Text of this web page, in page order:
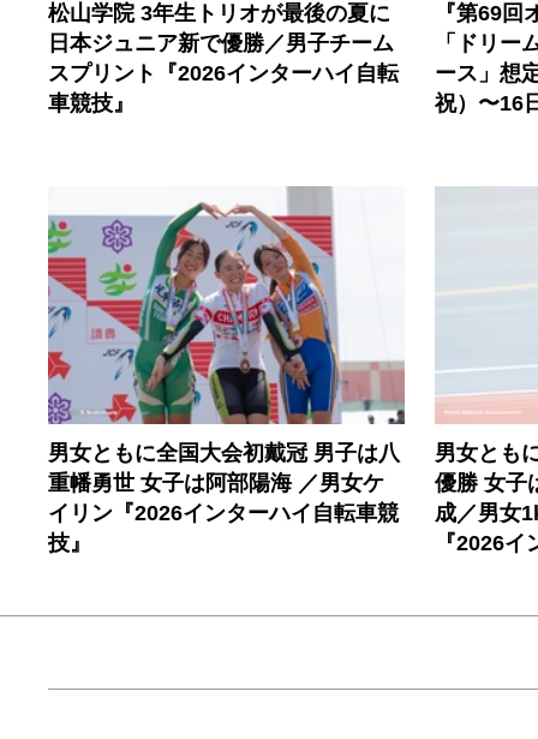
松山学院 3年生トリオが最後の夏に
日本ジュニア新で優勝／男子チーム
スプリント『2026インターハイ自転
車競技』
『第69
「ドリー
ース」想
祝）〜16
男女ともに全国大会初戴冠 男子は八
重幡勇世 女子は阿部陽海 ／男女ケ
イリン『2026インターハイ自転車競
技』
男女とも
優勝 女子
成／男女
『2026